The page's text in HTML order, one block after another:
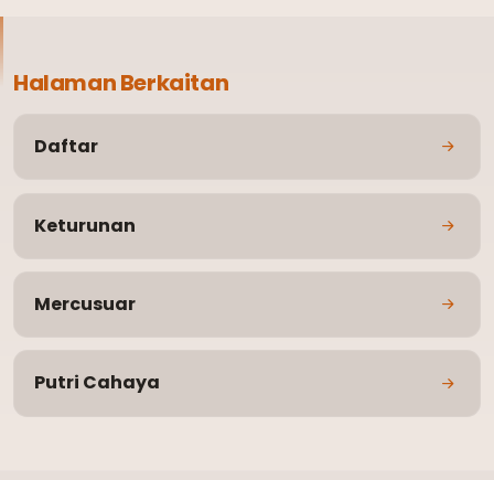
Halaman Berkaitan
Daftar
Keturunan
Mercusuar
Putri Cahaya